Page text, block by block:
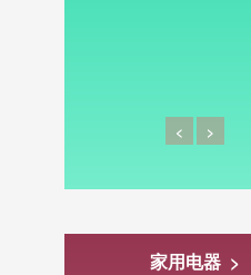
< >
家用电器 >